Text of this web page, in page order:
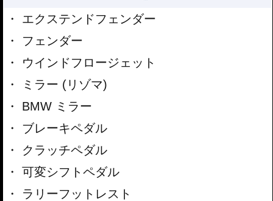
エクステンドフェンダー
フェンダー
ウインドフロージェット
ミラー (リゾマ)
BMW ミラー
ブレーキペダル
クラッチペダル
可変シフトペダル
ラリーフットレスト